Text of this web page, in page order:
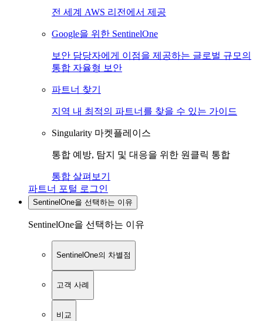
전 세계 AWS 리전에서 제공
Google을 위한 SentinelOne
보안 담당자에게 이점을 제공하는 글로벌 규모의
통합 자율형 보안
파트너 찾기
지역 내 최적의 파트너를 찾을 수 있는 가이드
Singularity 마켓플레이스
통합 예방, 탐지 및 대응을 위한 원클릭 통합
통합 살펴보기
파트너 포털 로그인
SentinelOne을 선택하는 이유
SentinelOne을 선택하는 이유
SentinelOne의 차별점
고객 사례
비교